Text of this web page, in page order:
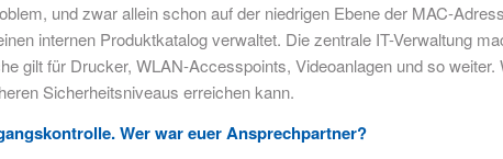
und zwar allein schon auf der niedrigen Ebene der MAC-
internen Produktkatalog verwaltet. Die zentrale IT-Verwaltung
gilt für Drucker, WLAN-Accesspoints, Videoanlagen und so
Sicherheitsniveaus erreichen kann.
Wer war euer Ansprechpartner?